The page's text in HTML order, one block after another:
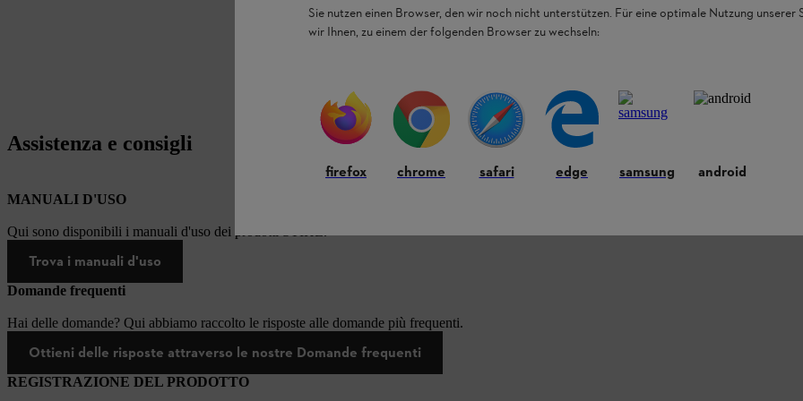
Assistenza e consigli
MANUALI D'USO
Qui sono disponibili i manuali d'uso dei prodotti STIHL.
Trova i manuali d'uso
Domande frequenti
Hai delle domande? Qui abbiamo raccolto le risposte alle domande più frequenti.
Ottieni delle risposte attraverso le nostre Domande frequenti
REGISTRAZIONE DEL PRODOTTO
Sie nutzen einen Browser, den wir noch nicht unterstützen. Für eine optimale Nutzung unserer
wir Ihnen, zu einem der folgenden Browser zu wechseln:
firefox chrome safari edge samsung android